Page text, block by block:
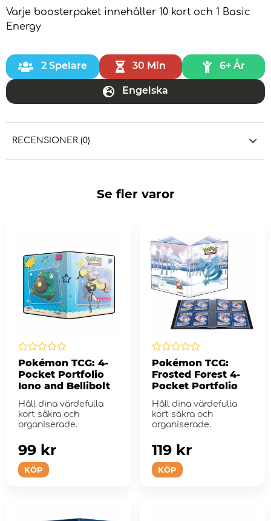
Varje boosterpaket innehåller 10 kort och 1 Basic
Energy
2 Spelare 30 Min 6+ År
Engelska
RECENSIONER (0)
Se fler varor
Pokémon TCG: 4-
Pocket Portfolio
Iono and Bellibolt
Håll dina värdefulla
kort säkra och
organiserade.
KÖP
99 kr
Pokémon TCG:
Frosted Forest 4-
Pocket Portfolio
Håll dina värdefulla
kort säkra och
organiserade.
KÖP
119 kr